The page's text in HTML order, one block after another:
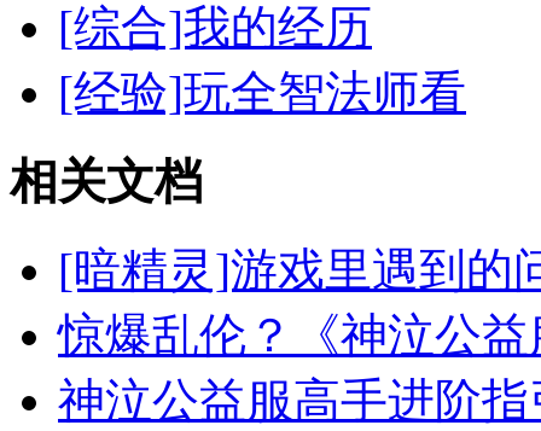
[综合]我的经历
[经验]玩全智法师看
相关文档
[暗精灵]游戏里遇到的
惊爆乱伦？《神泣公
神泣公益服高手进阶